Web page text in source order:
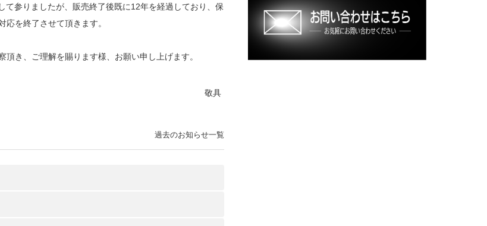
て参りましたが、販売終了後既に12年を経過しており、保
を終了させて頂きます。
き、ご理解を賜ります様、お願い申し上げます。
敬具
過去のお知らせ一覧